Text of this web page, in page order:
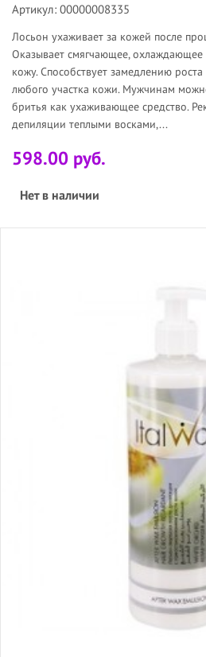
Артикул: 00000008335
Лосьон ухаживает за кожей после
Оказывает смягчающее,
кожу. Способствует замедлению
любого участка кожи. Мужчинам
бритья как ухаживающее средство.
депиляции теплыми восками,...
598.00 руб.
Нет в наличии